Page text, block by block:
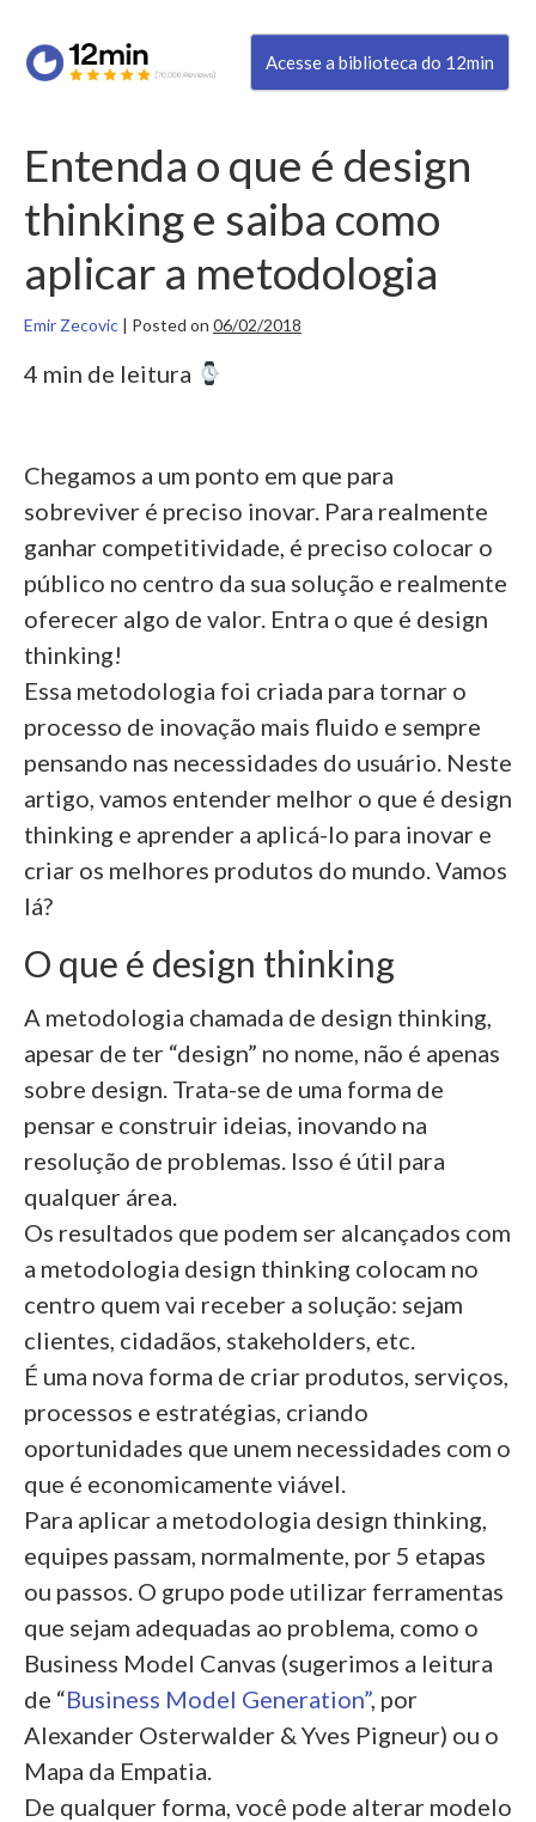
Acesse a biblioteca do 12min
Entenda o que é design
thinking e saiba como
aplicar a metodologia
Emir Zecovic | Posted on 06/02/2018
4 min de leitura
Chegamos a um ponto em que para
sobreviver é preciso inovar. Para realmente
ganhar competitividade, é preciso colocar o
público no centro da sua solução e realmente
oferecer algo de valor. Entra o que é design
thinking!
Essa metodologia foi criada para tornar o
processo de inovação mais fluido e sempre
pensando nas necessidades do usuário. Neste
artigo, vamos entender melhor o que é design
thinking e aprender a aplicá-lo para inovar e
criar os melhores produtos do mundo. Vamos
lá?
O que é design thinking
A metodologia chamada de design thinking,
apesar de ter “design” no nome, não é apenas
sobre design. Trata-se de uma forma de
pensar e construir ideias, inovando na
resolução de problemas. Isso é útil para
qualquer área.
Os resultados que podem ser alcançados com
a metodologia design thinking colocam no
centro quem vai receber a solução: sejam
clientes, cidadãos, stakeholders, etc.
É uma nova forma de criar produtos, serviços,
processos e estratégias, criando
oportunidades que unem necessidades com o
que é economicamente viável.
Para aplicar a metodologia design thinking,
equipes passam, normalmente, por 5 etapas
ou passos. O grupo pode utilizar ferramentas
que sejam adequadas ao problema, como o
Business Model Canvas (sugerimos a leitura
de “Business Model Generation”, por
Alexander Osterwalder & Yves Pigneur) ou o
Mapa da Empatia.
De qualquer forma, você pode alterar modelo